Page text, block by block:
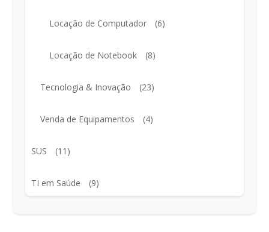
Locação de Computador (6)
Locação de Notebook (8)
Tecnologia & Inovação (23)
Venda de Equipamentos (4)
SUS (11)
TI em Saúde (9)